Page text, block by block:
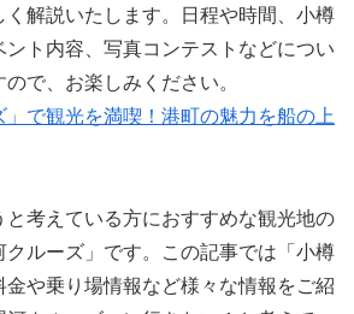
く解説いたします。日程や時間、小樽
ント内容、写真コンテストなどについ
で、お楽しみください。
」で観光を満喫！港町の魅力を船の上
と考えている方におすすめな観光地の
クルーズ」です。この記事では「小樽
や乗り場情報など様々な情報をご紹